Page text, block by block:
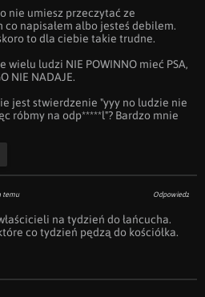
nie umiesz przeczytać ze
co napisałem albo jesteś debilem.
to dla ciebie takie trudne.
wielu ludzi NIE POWINNO mieć PSA,
NIE NADAJE.
jest stwierdzenie "yyy no ludzie nie
róbmy na odp*****l"? Bardzo mnie
temu Odpowiedz
na tydzień do łańcucha.
co tydzień pędzą do kościółka.